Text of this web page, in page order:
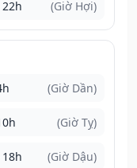
(Giờ Hợi)
(Giờ Dần)
(Giờ Tỵ)
(Giờ Dậu)